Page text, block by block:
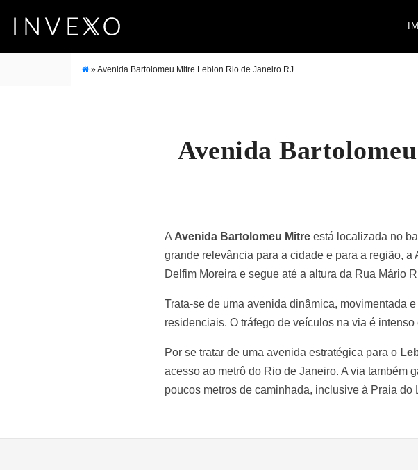
»Avenida Bartolomeu Mitre Leblon Rio de Janeiro RJ
Avenida
A Avenida Bartolomeu Mitre está localizada no
grande relevância para a cidade e para a região,
Delfim Moreira e segue até a altura da Rua Mário
Trata-se de uma avenida dinâmica, movimentada
residenciais. O tráfego de veículos na via é
Por se tratar de uma avenida estratégica para o
acesso ao metrô do Rio de Janeiro. A via também
poucos metros de caminhada, inclusive à Praia